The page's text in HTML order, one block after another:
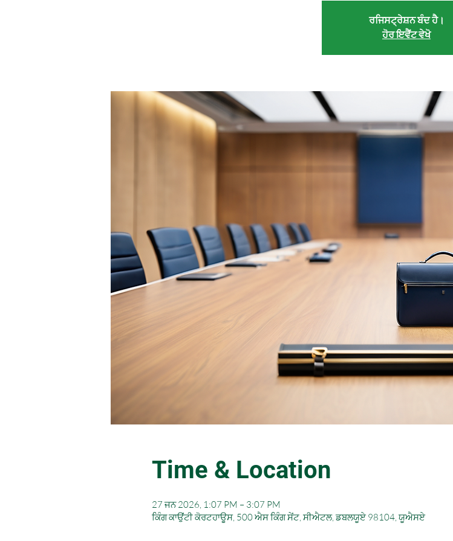
ਰਜਿਸਟ੍ਰੇਸ਼ਨ ਬੰਦ ਹੈ।
ਹੋਰ ਇਵੈਂਟ ਵੇਖੋ
Time & Location
27 ਜਨ 2026, 1:07 PM – 3:07 PM
ਕਿੰਗ ਕਾਉਂਟੀ ਕੋਰਟਹਾਊਸ, 500 ਐਸ ਕਿੰਗ ਸੇਂਟ, ਸੀਐਟਲ, ਡਬਲਯੂਏ 98104, ਯੂਐਸਏ